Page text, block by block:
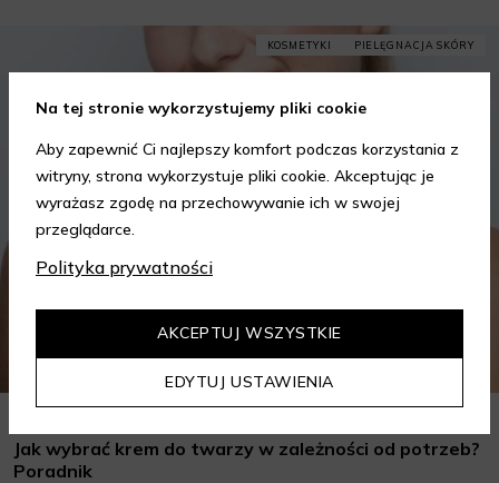
KOSMETYKI PIELĘGNACJA SKÓRY
Jak wybrać krem do twarzy w zależności od potrzeb?
Poradnik
Na tej stronie wykorzystujemy pliki cookie
Aby zapewnić Ci najlepszy komfort podczas korzystania z
witryny, strona wykorzystuje pliki cookie. Akceptując je
wyrażasz zgodę na przechowywanie ich w swojej
przeglądarce.
Polityka prywatności
EDYTUJ USTAWIENIA
AKCEPTUJ WSZYSTKIE